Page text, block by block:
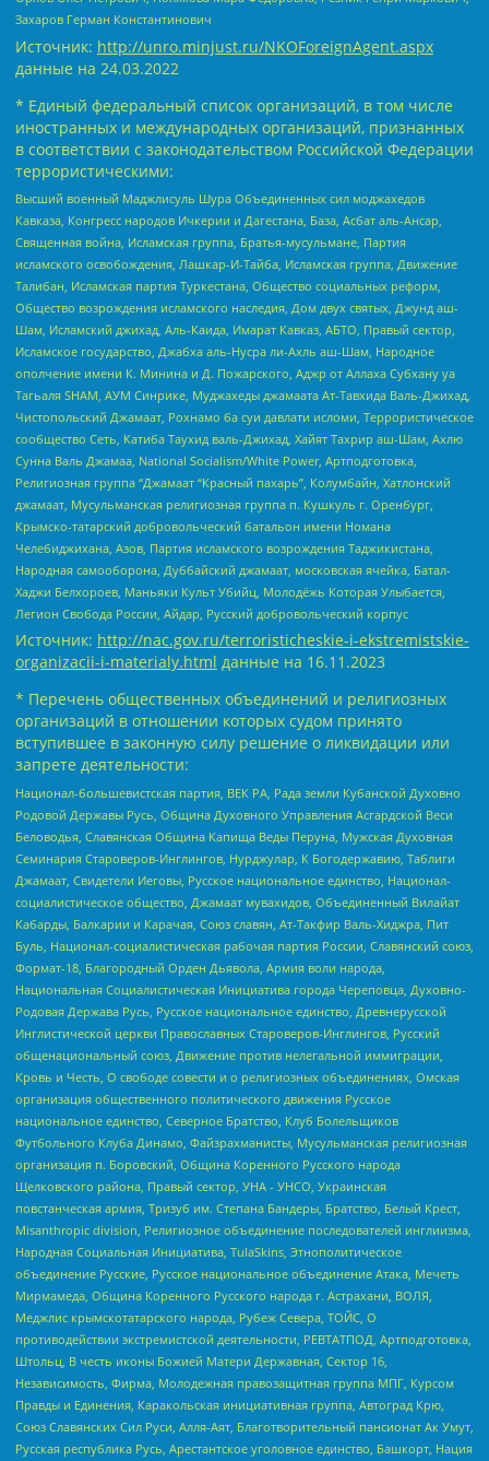
Захаров Герман Константинович
Источник: http://unro.minjust.ru/NKOForeignAgent.aspx
данные на 24.03.2022
* Единый федеральный список организаций, в том числе
иностранных и международных организаций, признанных
в соответствии с законодательством Российской Федерации
террористическими:
Высший военный Маджлисуль Шура Объединенных сил моджахедов
Кавказа, Конгресс народов Ичкерии и Дагестана, База, Асбат аль-Ансар,
Священная война, Исламская группа, Братья-мусульмане, Партия
исламского освобождения, Лашкар-И-Тайба, Исламская группа, Движение
Талибан, Исламская партия Туркестана, Общество социальных реформ,
Общество возрождения исламского наследия, Дом двух святых, Джунд аш-
Шам, Исламский джихад, Аль-Каида, Имарат Кавказ, АБТО, Правый сектор,
Исламское государство, Джабха аль-Нусра ли-Ахль аш-Шам, Народное
ополчение имени К. Минина и Д. Пожарского, Аджр от Аллаха Субхану уа
Тагьаля SHAM, АУМ Синрике, Муджахеды джамаата Ат-Тавхида Валь-Джихад,
Чистопольский Джамаат, Рохнамо ба суи давлати исломи, Террористическое
сообщество Сеть, Катиба Таухид валь-Джихад, Хайят Тахрир аш-Шам, Ахлю
Сунна Валь Джамаа, National Socialism/White Power, Артподготовка,
Религиозная группа “Джамаат “Красный пахарь”, Колумбайн, Хатлонский
джамаат, Мусульманская религиозная группа п. Кушкуль г. Оренбург,
Крымско-татарский добровольческий батальон имени Номана
Челебиджихана, Азов, Партия исламского возрождения Таджикистана,
Народная самооборона, Дуббайский джамаат, московская ячейка, Батал-
Хаджи Белхороев, Маньяки Культ Убийц, Молодёжь Которая Улыбается,
Легион Свобода России, Айдар, Русский добровольческий корпус
Источник: http://nac.gov.ru/terroristicheskie-i-ekstremistskie-
organizacii-i-materialy.html данные на 16.11.2023
* Перечень общественных объединений и религиозных
организаций в отношении которых судом принято
вступившее в законную силу решение о ликвидации или
запрете деятельности:
Национал-большевистская партия, ВЕК РА, Рада земли Кубанской Духовно
Родовой Державы Русь, Община Духовного Управления Асгардской Веси
Беловодья, Славянская Община Капища Веды Перуна, Мужская Духовная
Семинария Староверов-Инглингов, Нурджулар, К Богодержавию, Таблиги
Джамаат, Свидетели Иеговы, Русское национальное единство, Национал-
социалистическое общество, Джамаат мувахидов, Объединенный Вилайат
Кабарды, Балкарии и Карачая, Союз славян, Ат-Такфир Валь-Хиджра, Пит
Буль, Национал-социалистическая рабочая партия России, Славянский союз,
Формат-18, Благородный Орден Дьявола, Армия воли народа,
Национальная Социалистическая Инициатива города Череповца, Духовно-
Родовая Держава Русь, Русское национальное единство, Древнерусской
Инглистической церкви Православных Староверов-Инглингов, Русский
общенациональный союз, Движение против нелегальной иммиграции,
Кровь и Честь, О свободе совести и о религиозных объединениях, Омская
организация общественного политического движения Русское
национальное единство, Северное Братство, Клуб Болельщиков
Футбольного Клуба Динамо, Файзрахманисты, Мусульманская религиозная
организация п. Боровский, Община Коренного Русского народа
Щелковского района, Правый сектор, УНА - УНСО, Украинская
повстанческая армия, Тризуб им. Степана Бандеры, Братство, Белый Крест,
Misanthropic division, Религиозное объединение последователей инглиизма,
Народная Социальная Инициатива, TulaSkins, Этнополитическое
объединение Русские, Русское национальное объединение Атака, Мечеть
Мирмамеда, Община Коренного Русского народа г. Астрахани, ВОЛЯ,
Меджлис крымскотатарского народа, Рубеж Севера, ТОЙС, О
противодействии экстремистской деятельности, РЕВТАТПОД, Артподготовка,
Штольц, В честь иконы Божией Матери Державная, Сектор 16,
Независимость, Фирма, Молодежная правозащитная группа МПГ, Курсом
Правды и Единения, Каракольская инициативная группа, Автоград Крю,
Союз Славянских Сил Руси, Алля-Аят, Благотворительный пансионат Ак Умут,
Русская республика Русь, Арестантское уголовное единство, Башкорт, Нация